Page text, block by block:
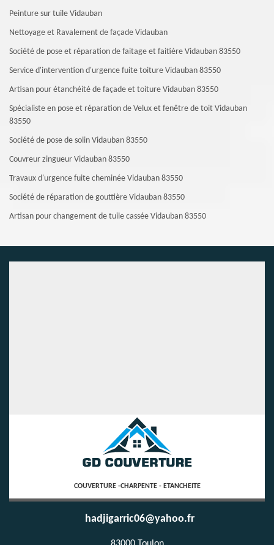
Peinture sur tuile Vidauban
Nettoyage et Ravalement de façade Vidauban
Société de pose et réparation de faitage et faitière Vidauban 83550
Service d'intervention d'urgence fuite toiture Vidauban 83550
Artisan pour étanchéité de façade et toiture Vidauban 83550
Spécialiste en pose et réparation de Velux et fenêtre de toit Vidauban
83550
Société de pose de solin Vidauban 83550
Couvreur zingueur Vidauban 83550
Travaux d'urgence fuite cheminée Vidauban 83550
Société de réparation de gouttière Vidauban 83550
Artisan pour changement de tuile cassée Vidauban 83550
COUVERTURE -CHARPENTE - ETANCHEITE
hadjigarric06@yahoo.fr